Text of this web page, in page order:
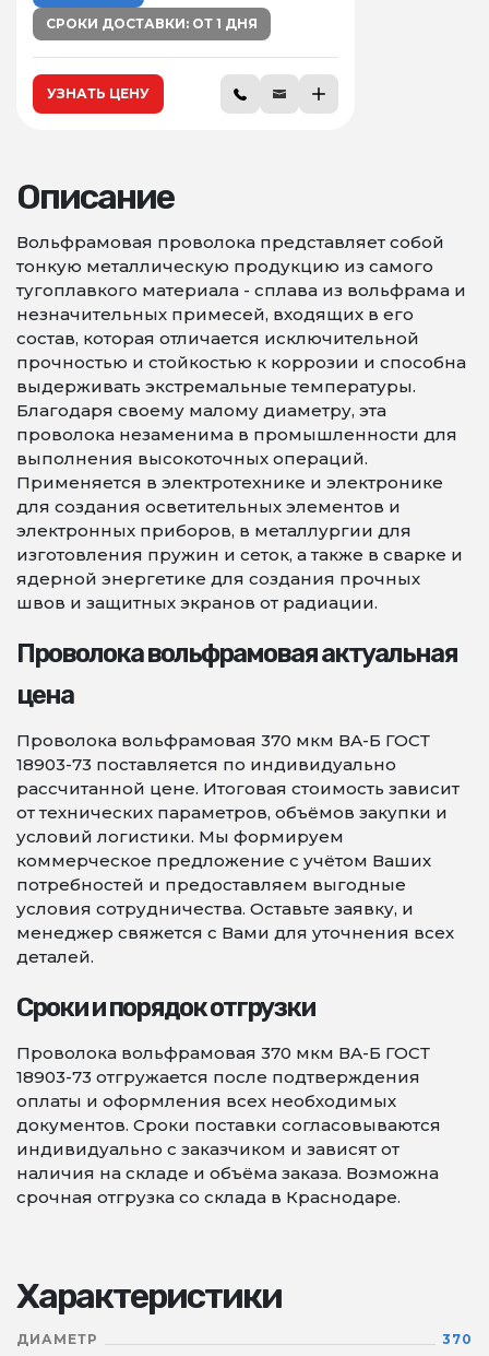
СРОКИ ДОСТАВКИ: ОТ 1 ДНЯ
УЗНАТЬ ЦЕНУ
Описание
Вольфрамовая проволока представляет собой
тонкую металлическую продукцию из самого
тугоплавкого материала - сплава из вольфрама и
незначительных примесей, входящих в его
состав, которая отличается исключительной
прочностью и стойкостью к коррозии и способна
выдерживать экстремальные температуры.
Благодаря своему малому диаметру, эта
проволока незаменима в промышленности для
выполнения высокоточных операций.
Применяется в электротехнике и электронике
для создания осветительных элементов и
электронных приборов, в металлургии для
изготовления пружин и сеток, а также в сварке и
ядерной энергетике для создания прочных
швов и защитных экранов от радиации.
Проволока вольфрамовая актуальная
цена
Проволока вольфрамовая 370 мкм ВА-Б ГОСТ
18903-73 поставляется по индивидуально
рассчитанной цене. Итоговая стоимость зависит
от технических параметров, объёмов закупки и
условий логистики. Мы формируем
коммерческое предложение с учётом Ваших
потребностей и предоставляем выгодные
условия сотрудничества. Оставьте заявку, и
менеджер свяжется с Вами для уточнения всех
деталей.
Сроки и порядок отгрузки
Проволока вольфрамовая 370 мкм ВА-Б ГОСТ
18903-73 отгружается после подтверждения
оплаты и оформления всех необходимых
документов. Сроки поставки согласовываются
индивидуально с заказчиком и зависят от
наличия на складе и объёма заказа. Возможна
срочная отгрузка со склада в Краснодаре.
Характеристики
ДИАМЕТР 370